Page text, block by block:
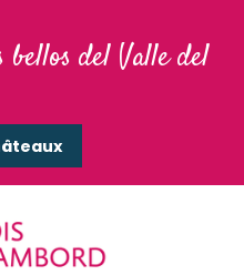
del Valle del